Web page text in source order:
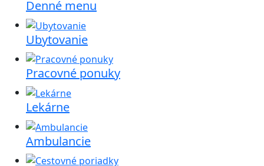
Denné menu
Ubytovanie
Pracovné ponuky
Lekárne
Ambulancie